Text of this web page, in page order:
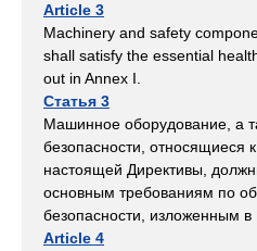
Article 3
Machinery and safety
shall satisfy the essential
out in Annex I.
Статья 3
Машинное оборудование, а
безопасности, относящиеся
настоящей Директивы,
основным требованиям по
безопасности, изложенным в
Article 4